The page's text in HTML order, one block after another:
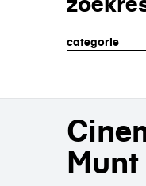
categorie
Munt